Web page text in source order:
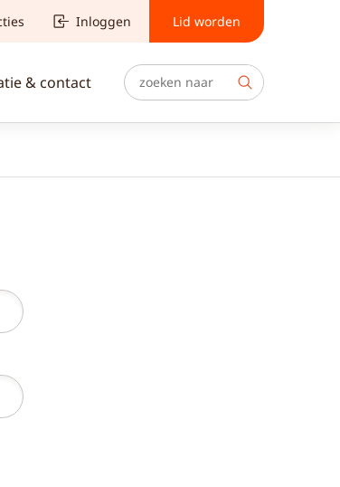
Inloggen Lid worden
& contact